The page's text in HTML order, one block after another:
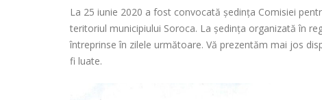
La 25 iunie 2020 a fost convocată şedinţa Comisiei
teritoriul municipiului Soroca. La ședința organizată în
întreprinse în zilele următoare. Vă prezentăm mai jos
fi luate.